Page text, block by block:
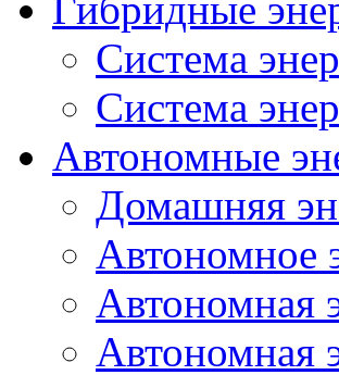
Система
Система
Автономные
Домашняя
Автономное
Автономная
Автономная